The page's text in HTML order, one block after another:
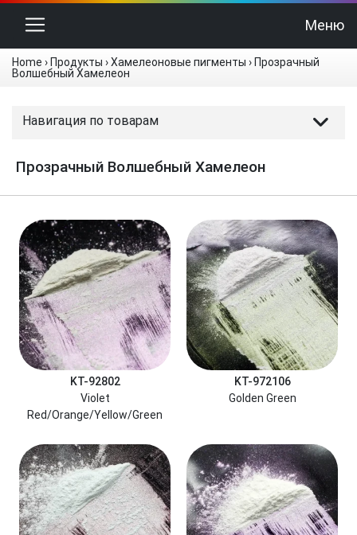
Переключить навигацию Меню
Home › Продукты ›Хамелеоновые пигменты › Прозрачный
Волшебный Хамелеон
Навигация по товарам
Прозрачный Волшебный Хамелеон
KT-92802
Violet
Red/Orange/Yellow/Green
KT-972106
Golden Green